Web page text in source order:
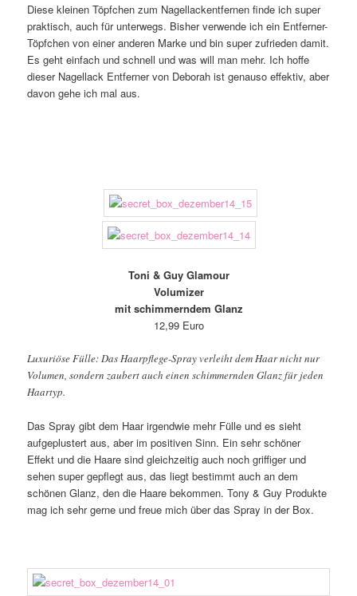
Diese kleinen Töpfchen zum Nagellackentfernen finde ich super
praktisch, auch für unterwegs. Bisher verwende ich ein Entferner-
Töpfchen von einer anderen Marke und bin super zufrieden damit.
Es geht einfach und schnell und was will man mehr. Ich hoffe
dieser Nagellack Entferner von Deborah ist genauso effektiv, aber
davon gehe ich mal aus.
Toni & Guy Glamour
Volumizer
mit schimmerndem Glanz
12,99 Euro
Luxuriöse Fülle: Das Haarpflege-Spray verleiht dem Haar nicht nur
Volumen, sondern zaubert auch einen schimmernden Glanz für jeden
Haartyp.
Das Spray gibt dem Haar irgendwie mehr Fülle und es sieht
aufgeplustert aus, aber im positiven Sinn. Ein sehr schöner
Effekt und die Haare sind gleichzeitig auch noch griffiger und
sehen super gepflegt aus, das liegt bestimmt auch an dem
schönen Glanz, den die Haare bekommen. Tony & Guy Produkte
mag ich sehr gerne und freue mich über das Spray in der Box.